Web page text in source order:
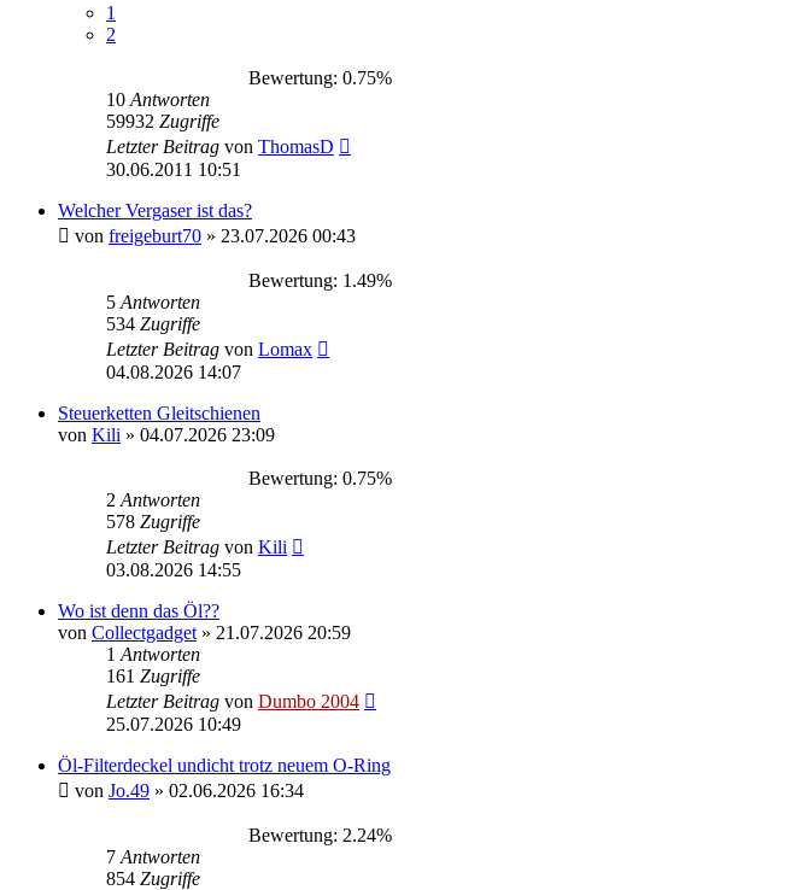
1
2
Bewertung: 0.75%
10 Antworten
59932 Zugriffe
Letzter Beitrag von ThomasD
30.06.2011 10:51
Welcher Vergaser ist das?
von freigeburt70 » 23.07.2026 00:43
Bewertung: 1.49%
5 Antworten
534 Zugriffe
Letzter Beitrag von Lomax
04.08.2026 14:07
Steuerketten Gleitschienen
von Kili » 04.07.2026 23:09
Bewertung: 0.75%
2 Antworten
578 Zugriffe
Letzter Beitrag von Kili
03.08.2026 14:55
Wo ist denn das Öl??
von Collectgadget » 21.07.2026 20:59
1 Antworten
161 Zugriffe
Letzter Beitrag von Dumbo 2004
25.07.2026 10:49
Öl-Filterdeckel undicht trotz neuem O-Ring
von Jo.49 » 02.06.2026 16:34
Bewertung: 2.24%
7 Antworten
854 Zugriffe